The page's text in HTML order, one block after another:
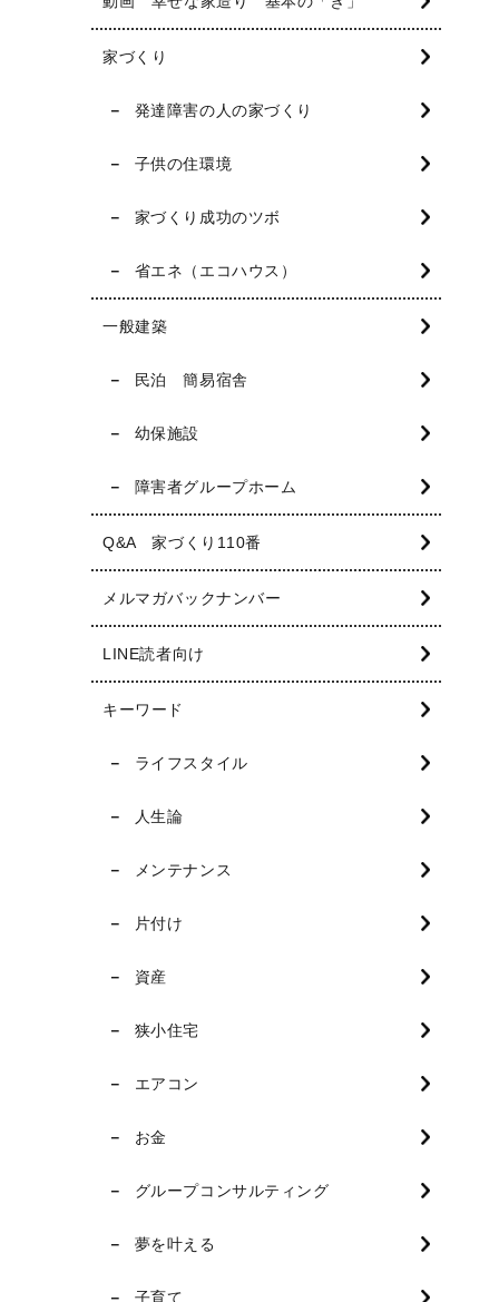
家づくり
発達障害の人の家づくり
子供の住環境
家づくり成功のツボ
省エネ（エコハウス）
一般建築
民泊 簡易宿舎
幼保施設
障害者グループホーム
Q&A 家づくり110番
メルマガバックナンバー
LINE読者向け
キーワード
ライフスタイル
人生論
メンテナンス
片付け
資産
狭小住宅
エアコン
お金
グループコンサルティング
夢を叶える
子育て